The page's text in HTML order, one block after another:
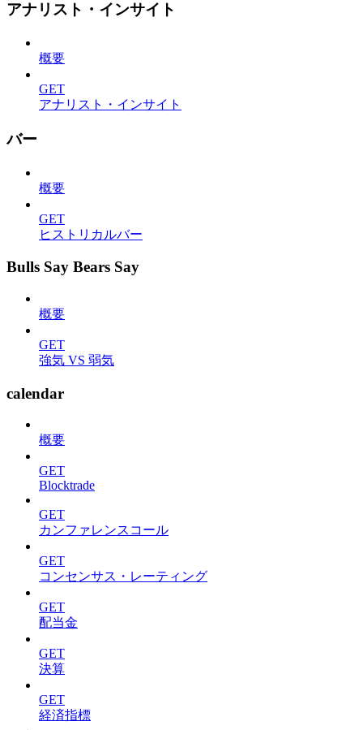
アナリスト・インサイト
概要
GET
アナリスト・インサイト
バー
概要
GET
ヒストリカルバー
Bulls Say Bears Say
概要
GET
強気 VS 弱気
calendar
概要
GET
Blocktrade
GET
カンファレンスコール
GET
コンセンサス・レーティング
GET
配当金
GET
決算
GET
経済指標